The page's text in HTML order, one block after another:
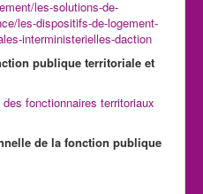
les-solutions-de-
les-dispositifs-de-logement-
interministerielles-daction
publique territoriale et
fonctionnaires territoriaux
de la fonction publique